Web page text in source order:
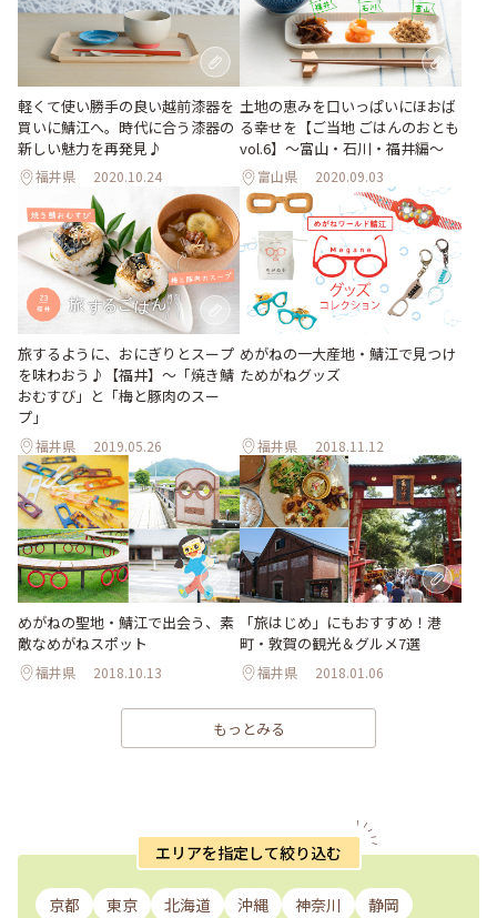
軽くて使い勝手の良い越前漆器を
買いに鯖江へ。時代に合う漆器の
新しい魅力を再発見♪
福井県 2020.10.24
土地の恵みを口いっぱいにほおば
る幸せを【ご当地 ごはんのおとも
vol.6】〜富山・石川・福井編〜
富山県 2020.09.03
旅するように、おにぎりとスープ
を味わおう♪【福井】〜「焼き鯖
おむすび」と「梅と豚肉のスー
プ」
福井県 2019.05.26
めがねの一大産地・鯖江で見つけ
ためがねグッズ
福井県 2018.11.12
めがねの聖地・鯖江で出会う、素
敵なめがねスポット
福井県 2018.10.13
「旅はじめ」にもおすすめ！港
町・敦賀の観光＆グルメ7選
福井県 2018.01.06
もっとみる
エリアを指定して絞り込む
京都 東京 北海道 沖縄 神奈川
静岡